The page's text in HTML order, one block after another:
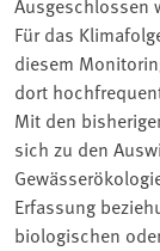
Für das
diesem
dort
Mit den
sich zu den
Erfassung
biologischen